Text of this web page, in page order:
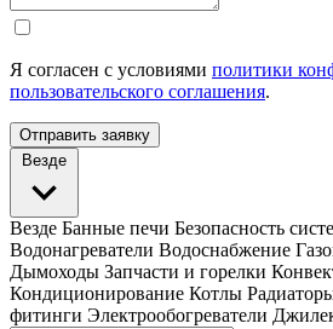
Я согласен с условиями политики
пользовательского соглашения.
Отправить заявку
Везде
Везде Банные печи Безопасность
Водонагреватели Водоснабжение
Дымоходы Запчасти и горелки
Кондиционирование Котлы
фитинги Электрообогреватели